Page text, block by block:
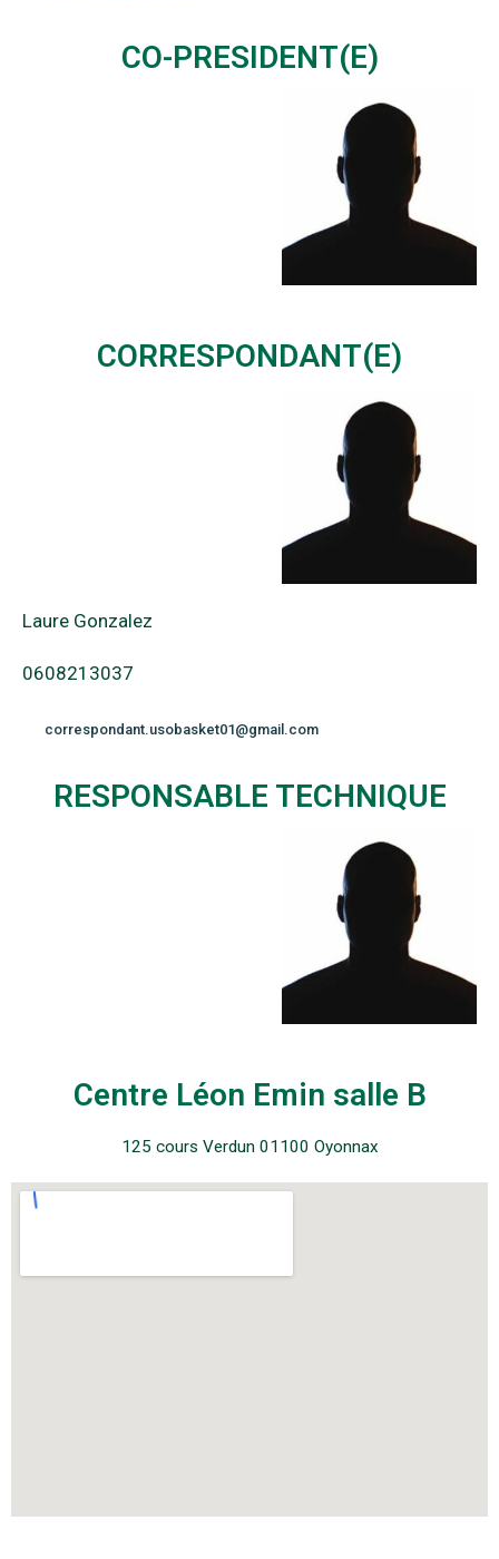
CO-PRESIDENT(E)
CORRESPONDANT(E)
Laure Gonzalez
0608213037
correspondant.usobasket01@gmail.com
RESPONSABLE TECHNIQUE
Centre Léon Emin salle B
125 cours Verdun 01100 Oyonnax